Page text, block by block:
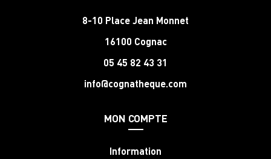
8-10 Place Jean Monnet
16100 Cognac
05 45 82 43 31
info@cognatheque.com
MON COMPTE
Information